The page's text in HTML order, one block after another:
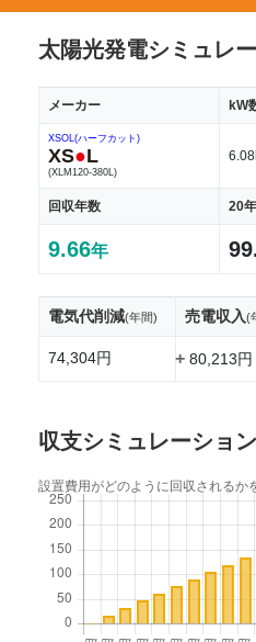
太陽光発電シミュレ
メーカー kW
XSOL(ハーフカット)
XS●L
(XLM120-380L)
回収年数 20
9.66年
電気代削減(年間) 売電収入(
74,304円 +80,213円
収支シミュレーション
設置費用がどのように回収されるか